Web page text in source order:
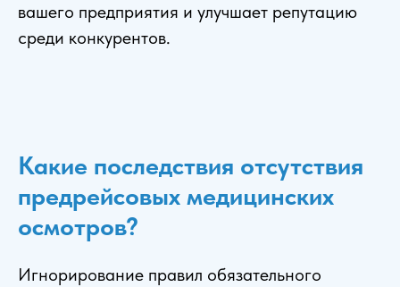
вашего предприятия и улучшает репутацию
среди конкурентов.
Какие последствия отсутствия
предрейсовых медицинских
осмотров?
Игнорирование правил обязательного